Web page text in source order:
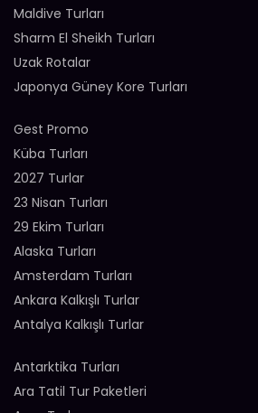
Maldive Turları
Sharm El Sheikh Turları
Uzak Rotalar
Japonya Güney Kore Turları
Gest Promo
Küba Turları
2027 Turlar
23 Nisan Turları
29 Ekim Turları
Alaska Turları
Amsterdam Turları
Ankara Kalkışlı Turlar
Antalya Kalkışlı Turlar
Antarktika Turları
Ara Tatil Tur Paketleri